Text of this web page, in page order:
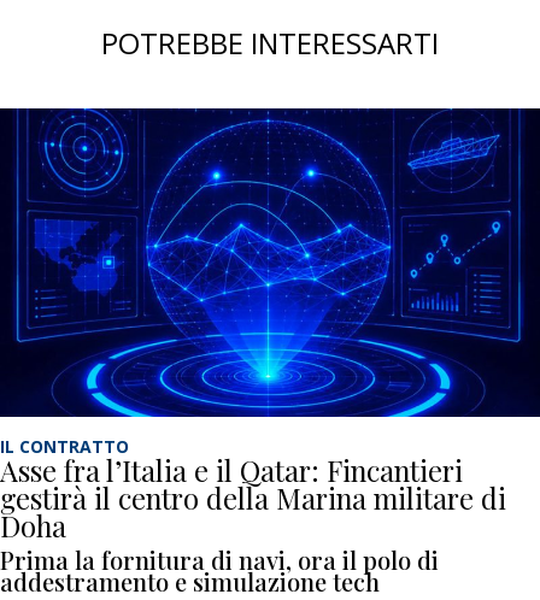
POTREBBE INTERESSARTI
IL CONTRATTO
Asse fra l’Italia e il Qatar: Fincantieri
gestirà il centro della Marina militare di
Doha
Prima la fornitura di navi, ora il polo di
addestramento e simulazione tech